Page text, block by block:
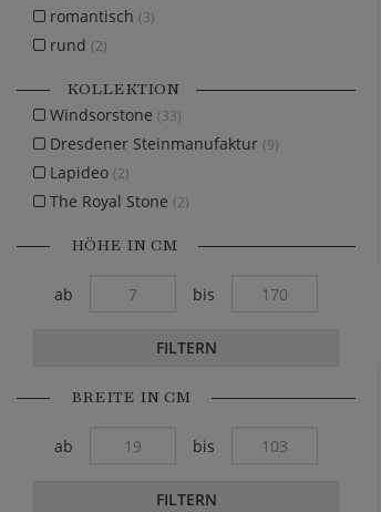
romantisch (3)
rund (2)
KOLLEKTION
Windsorstone (33)
Dresdener Steinmanufaktur (9)
Lapideo (2)
The Royal Stone (2)
HÖHE IN CM
ab bis
FILTERN
BREITE IN CM
ab bis
FILTERN